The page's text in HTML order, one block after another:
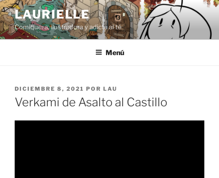
Saltar
al
contenido
LAURIELLE
Comiquera, ilustradora y adicta al té
Menú
PUBLICADO
EL
DICIEMBRE 8, 2021 POR LAU
Verkami de Asalto al Castillo